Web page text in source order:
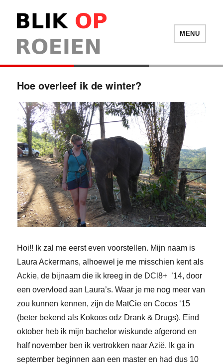
Blik Op Roeien
MENU
Hoe overleef ik de winter?
Hoi!! Ik zal me eerst even voorstellen. Mijn naam is
Laura Ackermans, alhoewel je me misschien kent als
Ackie, de bijnaam die ik kreeg in de DCl8+ ’14, door
een overvloed aan Laura’s. Waar je me nog meer van
zou kunnen kennen, zijn de MatCie en Cocos ‘15
(beter bekend als Kokoos odz Drank & Drugs). Eind
oktober heb ik mijn bachelor wiskunde afgerond en
half november ben ik vertrokken naar Azië. Ik ga in
september beginnen aan een master en had dus 10